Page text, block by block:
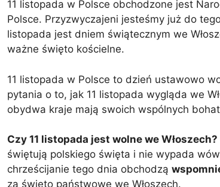
11 listopada w Polsce obchodzone jest
Polsce. Przyzwyczajeni jesteśmy już do
listopada jest dniem świątecznym we
ważne święto kościelne.
11 listopada w Polsce to dzień ustawowo
pytania o to, jak 11 listopada wygląda we
obydwa kraje mają swoich wspólnych
Czy 11 listopada jest wolne we Włoszech?
świętują polskiego święta i nie wypada
chrześcijanie tego dnia obchodzą
za święto państwowe we Włoszech.